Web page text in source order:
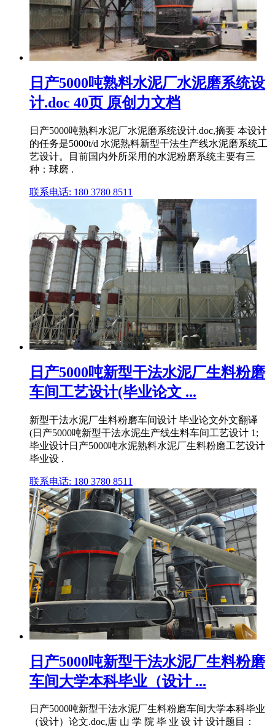
日产5000吨熟料水泥厂水泥磨系统设
计.doc 40页 原创力文档
日产5000吨熟料水泥厂水泥磨系统设计.doc,摘要 本设计
的任务是5000t/d 水泥熟料新型干法生产线水泥磨系统工
艺设计。目前国内外所采用的水泥粉磨系统主要有三
种：球磨 .
联系电话: 180 3780 8511
日产5000吨新型干法水泥厂生料粉磨
车间工艺设计(毕业论文 ...
新型干法水泥厂生料粉磨车间设计 毕业论文外文翻译
(日产5000吨新型干法水泥生产线生料车间工艺设计 1;
毕业设计日产5000吨水泥熟料水泥厂生料粉磨工艺设计
毕业设 .
联系电话: 180 3780 8511
日产5000吨新型干法水泥厂生料粉磨
车间大学本科毕业（设计 ...
日产5000吨新型干法水泥厂生料粉磨车间大学本科毕业
（设计）论文.doc,唐 山 学 院 毕 业 设 计 设计题目：